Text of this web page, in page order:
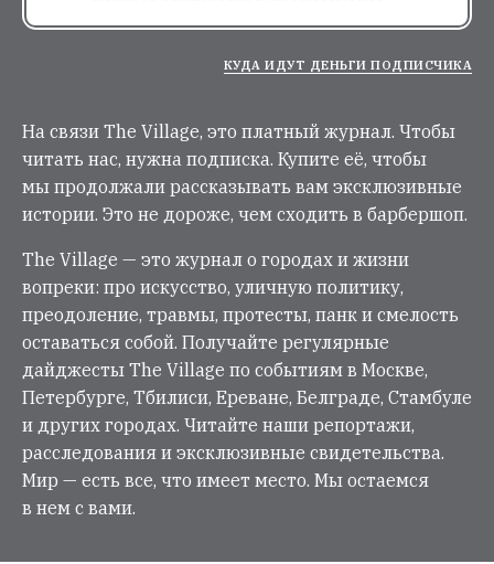
КУДА ИДУТ ДЕНЬГИ ПОДПИСЧИКА
На связи The Village, это платный журнал. Чтобы
читать нас, нужна подписка. Купите её, чтобы
мы продолжали рассказывать вам эксклюзивные
истории. Это не дороже, чем сходить в барбершоп.
The Village — это журнал о городах и жизни
вопреки: про искусство, уличную политику,
преодоление, травмы, протесты, панк и смелость
оставаться собой. Получайте регулярные
дайджесты The Village по событиям в Москве,
Петербурге, Тбилиси, Ереване, Белграде, Стамбуле
и других городах. Читайте наши репортажи,
расследования и эксклюзивные свидетельства.
Мир — есть все, что имеет место. Мы остаемся
в нем с вами.